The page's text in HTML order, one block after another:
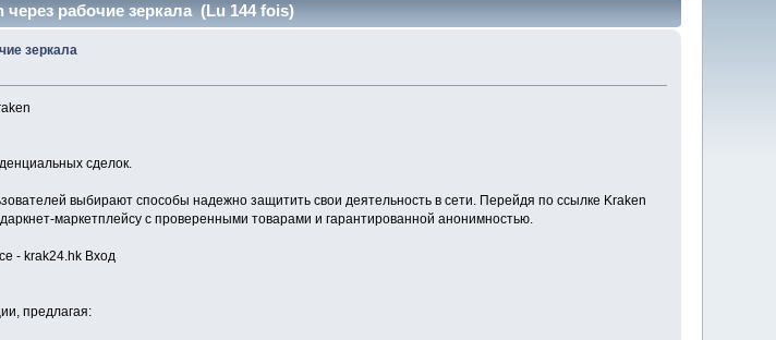
рабочие зеркала (Lu 144 fois)
зеркала
сделок.
выбирают способы надежно защитить свои деятельность в сети. Перейдя по ссылке Kraken
маркетплейсу с проверенными товарами и гарантированной анонимностью.
- krak24.hk Вход
предлагая: